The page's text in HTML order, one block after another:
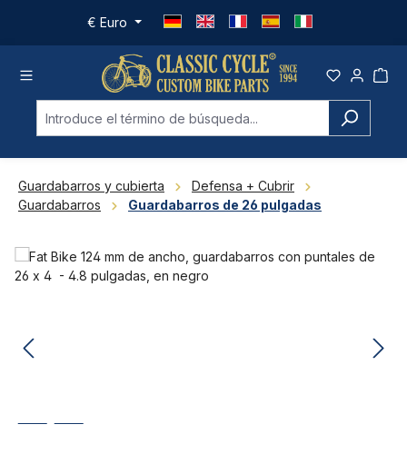
Saltar al contenido principal
€ Euro
Guardabarros y cubierta
Defensa + Cubrir
Guardabarros
Guardabarros de 26 pulgadas
Omitir galería de imágenes